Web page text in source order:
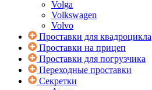
Volga
Volkswagen
Volvo
Проставки для квадроцикла
Проставки на прицеп
Проставки для погрузчика
Переходные проставки
Секретки